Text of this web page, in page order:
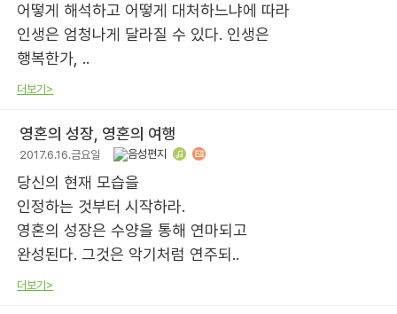
어떻게 해석하고 어떻게 대처하느냐에 따라
인생은 엄청나게 달라질 수 있다. 인생은
행복한가, ..
더보기>
영혼의 성장, 영혼의 여행
2017.6.16.금요일
당신의 현재 모습을
인정하는 것부터 시작하라.
영혼의 성장은 수양을 통해 연마되고
완성된다. 그것은 악기처럼 연주되..
더보기>